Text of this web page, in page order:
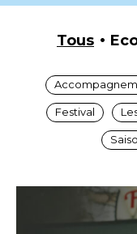
Tous
Festival